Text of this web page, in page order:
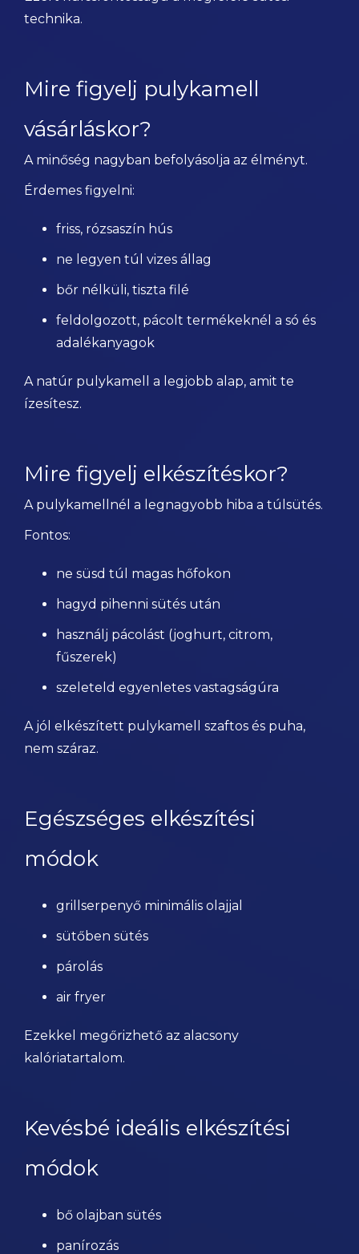
technika.
Mire figyelj pulykamell
vásárláskor?
A minőség nagyban befolyásolja az élményt.
Érdemes figyelni:
friss, rózsaszín hús
ne legyen túl vizes állag
bőr nélküli, tiszta filé
feldolgozott, pácolt termékeknél a só és
adalékanyagok
A natúr pulykamell a legjobb alap, amit te
ízesítesz.
Mire figyelj elkészítéskor?
A pulykamellnél a legnagyobb hiba a túlsütés.
Fontos:
ne süsd túl magas hőfokon
hagyd pihenni sütés után
használj pácolást (joghurt, citrom,
fűszerek)
szeleteld egyenletes vastagságúra
A jól elkészített pulykamell szaftos és puha,
nem száraz.
Egészséges elkészítési
módok
grillserpenyő minimális olajjal
sütőben sütés
párolás
air fryer
Ezekkel megőrizhető az alacsony
kalóriatartalom.
Kevésbé ideális elkészítési
módok
bő olajban sütés
panírozás